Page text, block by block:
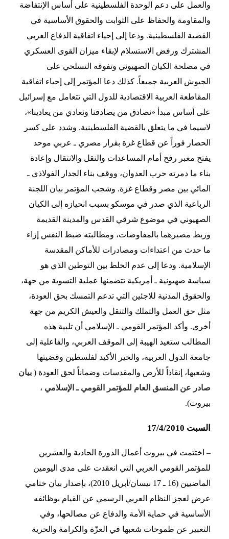
والعمل على دعم الوحدة الفلسطينية على أساس الإنتفاضة
والمقاومة والحفاظ على الثوابت والحقوق الأساسية في
القضية الفلسطينية. ودعا إلى إحياء اتفاقية الدفاع العربي
المشترك ورفض الاستسلام لإبقاء ميزان القوى العسكري
في مصلحة الكيان الصهيوني وتفوقه التسلحي على
الجيوش العربية جميعاً. كذلك دعا المؤتمر إلى إحياء اتفاقية
المقاطعة العربية الاقتصادية للدول التي تتعامل مع إسرائيل
على أساس مبدأ «نصادق من يصادقنا ونعادي من يعادينا»،
لاسيما في ما يتعلق بالقضية الفلسطينية. وشدد على كسر
الحصار فوراً عن قطاع غزة بقرار مصري ـ عربي موحد
يفتح معبر رفح أمام المساعدات والنقل والانتقال وإعادة
بناء ما دمرته حرب العدوان، ووقف بناء الجدار الفولاذي ـ
المائي بين مصر وقطاع غزة. وشجب المؤتمر بيان اللجنة
الرباعية الذي صدر في موسكو بسبب انحيازه إلى الكيان
الصهيوني في موضوع شرقي القدس والمدينة القديمة
وربط مصيرهما بالمفاوضات، ومطالبته ضبط النفس إزاء
ما حدث من اعتداءات ومصادرات للأماكن المقدسة
الإسلامية. ودعا إلى عدم الخلط بين التوطين الذي هو
سياسة صهيونية ـ أمريكية تتضمنها عملية التسوية من جهة،
والحقوق المدنية للاجئين التي تدعم التمسك بحق العودة،
مثل حق العمل والتملك والتنقل والعيش الكريم من جهة
أخرى. وأكد المؤتمر القومي ـ الإسلامي أن تلبية هذه
المطالب ستعيد الهيبة إلى الموقف العربي، والفاعلية إلى
جامعة الدول العربية، والخير الأكيد لفلسطين وقضيتها
وشعبها، إنقاذاً للأرض والمقدسات وضماناً لحق العودة ( بيان
صادر عن المنسق العام للمؤتمر القومي ـ الإسلامي ،
بيروت).
السبت 17/4/2010
– اختتمت في بيروت أعمال الدورة الحادية والعشرين
للمؤتمر القومي العربي التي انعقدت على مدى اليومين
الماضيين (16 ـ 17 نيسان/أبريل 2010)، بإصدار بيان ختامي
عرض لعجز النظام العربي الرسمي عن القيام بوظائفه
الأساسية في حماية الأمة والدفاع عن مصالحها، وفي
التعبير عن طموحات شعبها في العزّة والكرامة والحرية